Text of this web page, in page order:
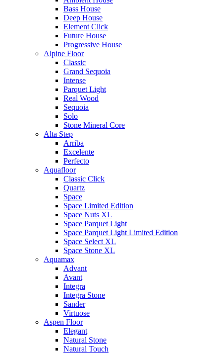
Bass House
Deep House
Element Click
Future House
Progressive House
Alpine Floor
Classic
Grand Sequoia
Intense
Parquet Light
Real Wood
Sequoia
Solo
Stone Mineral Core
Alta Step
Arriba
Excelente
Perfecto
Aquafloor
Classic Click
Quartz
Space
Space Limited Edition
Space Nuts XL
Space Parquet Light
Space Parquet Light Limited Edition
Space Select XL
Space Stone XL
Aquamax
Advant
Avant
Integra
Integra Stone
Sander
Virtuose
Aspen Floor
Elegant
Natural Stone
Natural Touch